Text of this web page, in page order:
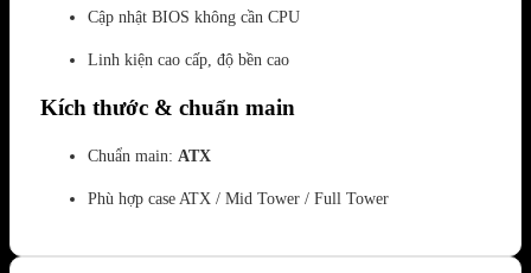
Cập nhật BIOS không cần CPU
Linh kiện cao cấp, độ bền cao
Kích thước & chuẩn main
Chuẩn main: ATX
Phù hợp case ATX / Mid Tower / Full Tower